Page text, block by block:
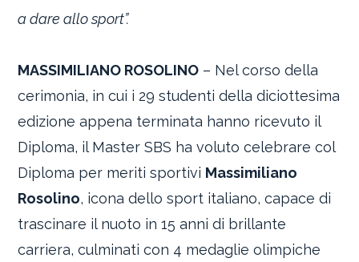
a dare allo sport”.
MASSIMILIANO ROSOLINO – Nel corso della
cerimonia, in cui i 29 studenti della diciottesima
edizione appena terminata hanno ricevuto il
Diploma, il Master SBS ha voluto celebrare col
Diploma per meriti sportivi Massimiliano
Rosolino, icona dello sport italiano, capace di
trascinare il nuoto in 15 anni di brillante
carriera, culminati con 4 medaglie olimpiche